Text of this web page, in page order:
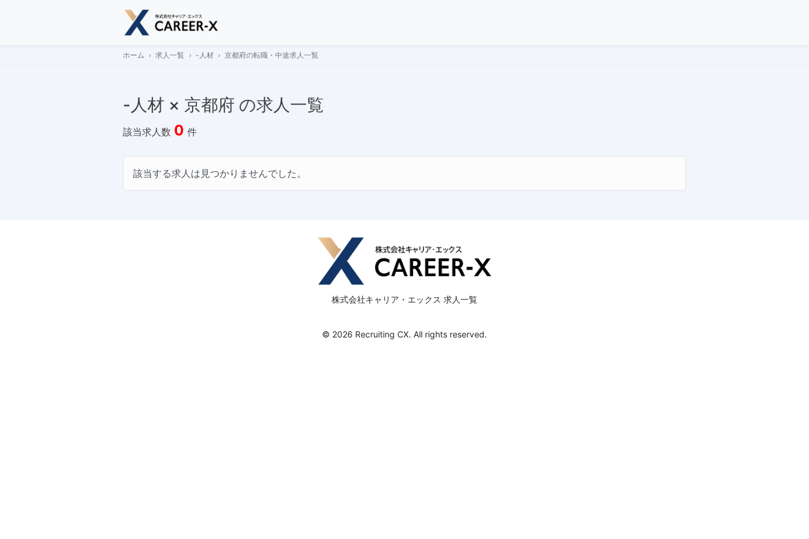
ホーム 求人一覧 -人材 京都府の転職・中途求人一覧
-人材 × 京都府 の求人一覧
該当求人数 0 件
該当する求人は見つかりませんでした。
株式会社キャリア・エックス 求人一覧
© 2026 Recruiting CX. All rights reserved.